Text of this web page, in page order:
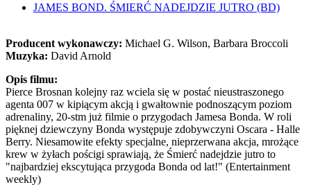
JAMES BOND. ŚMIERĆ NADEJDZIE JUTRO (BD)
Producent wykonawczy: Michael G. Wilson, Barbara Broccoli
Muzyka: David Arnold
Opis filmu:
Pierce Brosnan kolejny raz wciela się w postać nieustraszonego
agenta 007 w kipiącym akcją i gwałtownie podnoszącym poziom
adrenaliny, 20-stm już filmie o przygodach Jamesa Bonda. W roli
pięknej dziewczyny Bonda występuje zdobywczyni Oscara - Halle
Berry. Niesamowite efekty specjalne, nieprzerwana akcja, mrożące
krew w żyłach pościgi sprawiają, że Śmierć nadejdzie jutro to
"najbardziej ekscytująca przygoda Bonda od lat!" (Entertainment
weekly)